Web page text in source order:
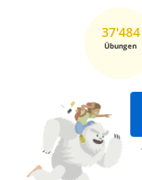
37'484
Übungen